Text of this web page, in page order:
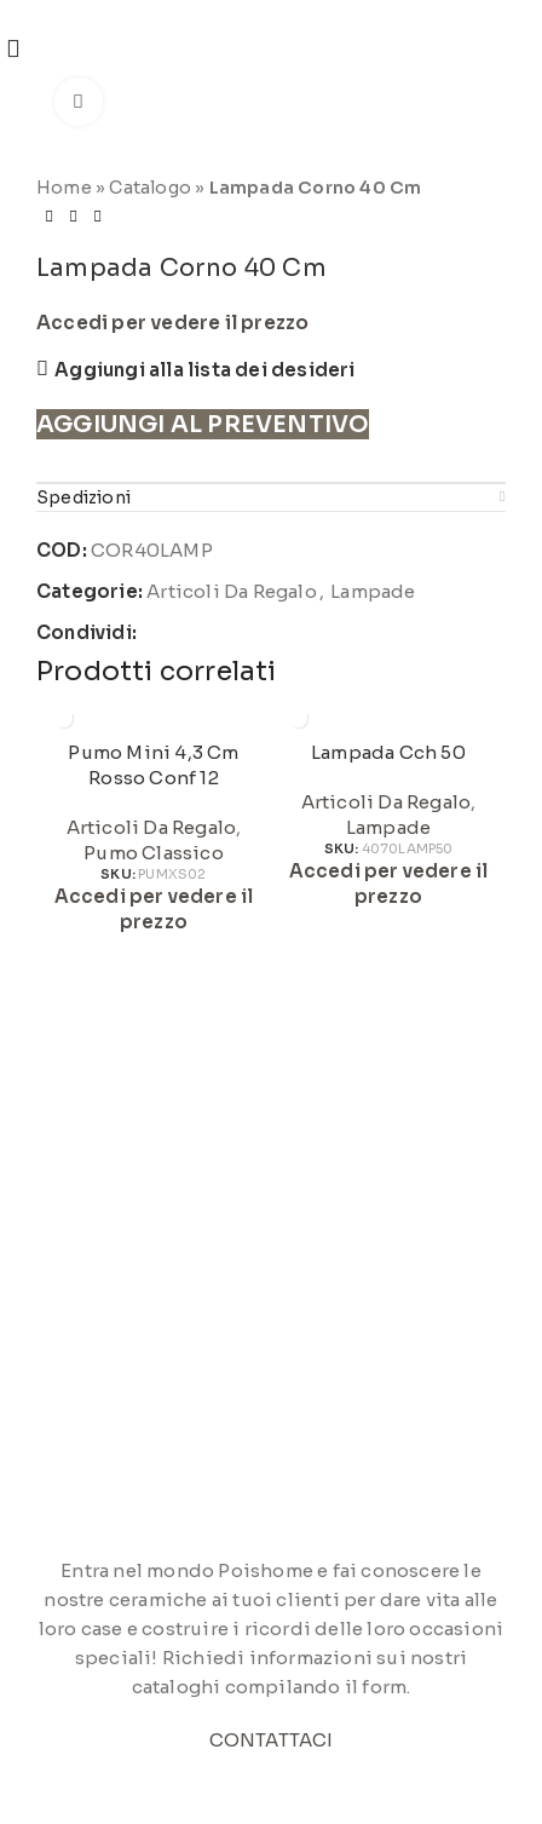
Home »Catalogo » Lampada Corno 40 Cm
Lampada Corno 40 Cm
Accedi per vedere il prezzo
Aggiungi alla lista dei desideri
AGGIUNGI AL PREVENTIVO
Spedizioni
COD: COR40LAMP
Categorie: Articoli Da Regalo , Lampade
Condividi:
Prodotti correlati
Pumo Mini 4,3 Cm
Rosso Conf 12
Articoli Da Regalo,
Pumo Classico
SKU: PUMXS02
Accedi per vedere il
prezzo
Lampada Cch 50
Articoli Da Regalo,
Lampade
SKU: 4070LAMP50
Accedi per vedere il
prezzo
Entra nel mondo Poishome e fai conoscere le
nostre ceramiche ai tuoi clienti per dare vita alle
loro case e costruire i ricordi delle loro occasioni
speciali! Richiedi informazioni sui nostri
cataloghi compilando il form.
CONTATTACI